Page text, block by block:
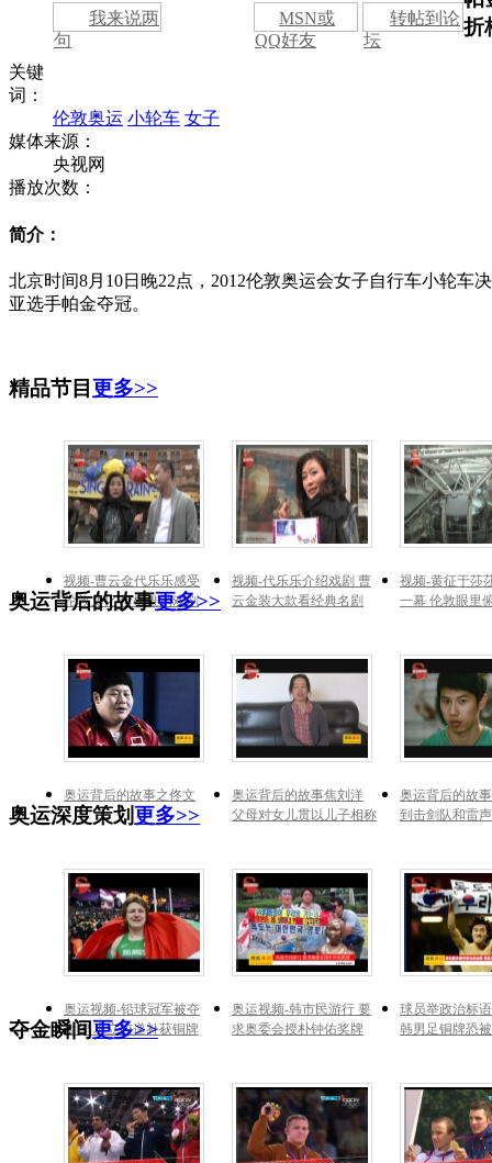
我来说两
句
MSN或
QQ好友
转帖到论
坛
折
关键
词：
伦敦奥运 小轮车 女子
媒体来源：
央视网
播放次数：
简介：
北京时间8月10日晚22点，2012伦敦奥运会女子自行车小轮车
亚选手帕金夺冠。
精品节目 更多>>
视频-曹云金代乐乐感受
伦敦文化 借机推销戏剧
视频-代乐乐介绍戏剧 曹
云金装大款看经典名剧
视频-黄征于莎
一幕 伦敦眼里
奥运背后的故事更多>>
奥运背后的故事之佟文
奥运背后的故事焦刘洋
父母对女儿贯以儿子相称
奥运背后的故
到击剑队和雷
奥运深度策划更多>>
奥运视频-铅球冠军被夺
金牌 巩立姣递补获铜牌
奥运视频-韩市民游行 要
求奥委会授朴钟佑奖牌
球员举政治标
韩男足铜牌恐
夺金瞬间更多>>